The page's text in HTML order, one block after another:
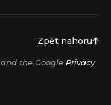
Zpět nahoru
the Google Privacy